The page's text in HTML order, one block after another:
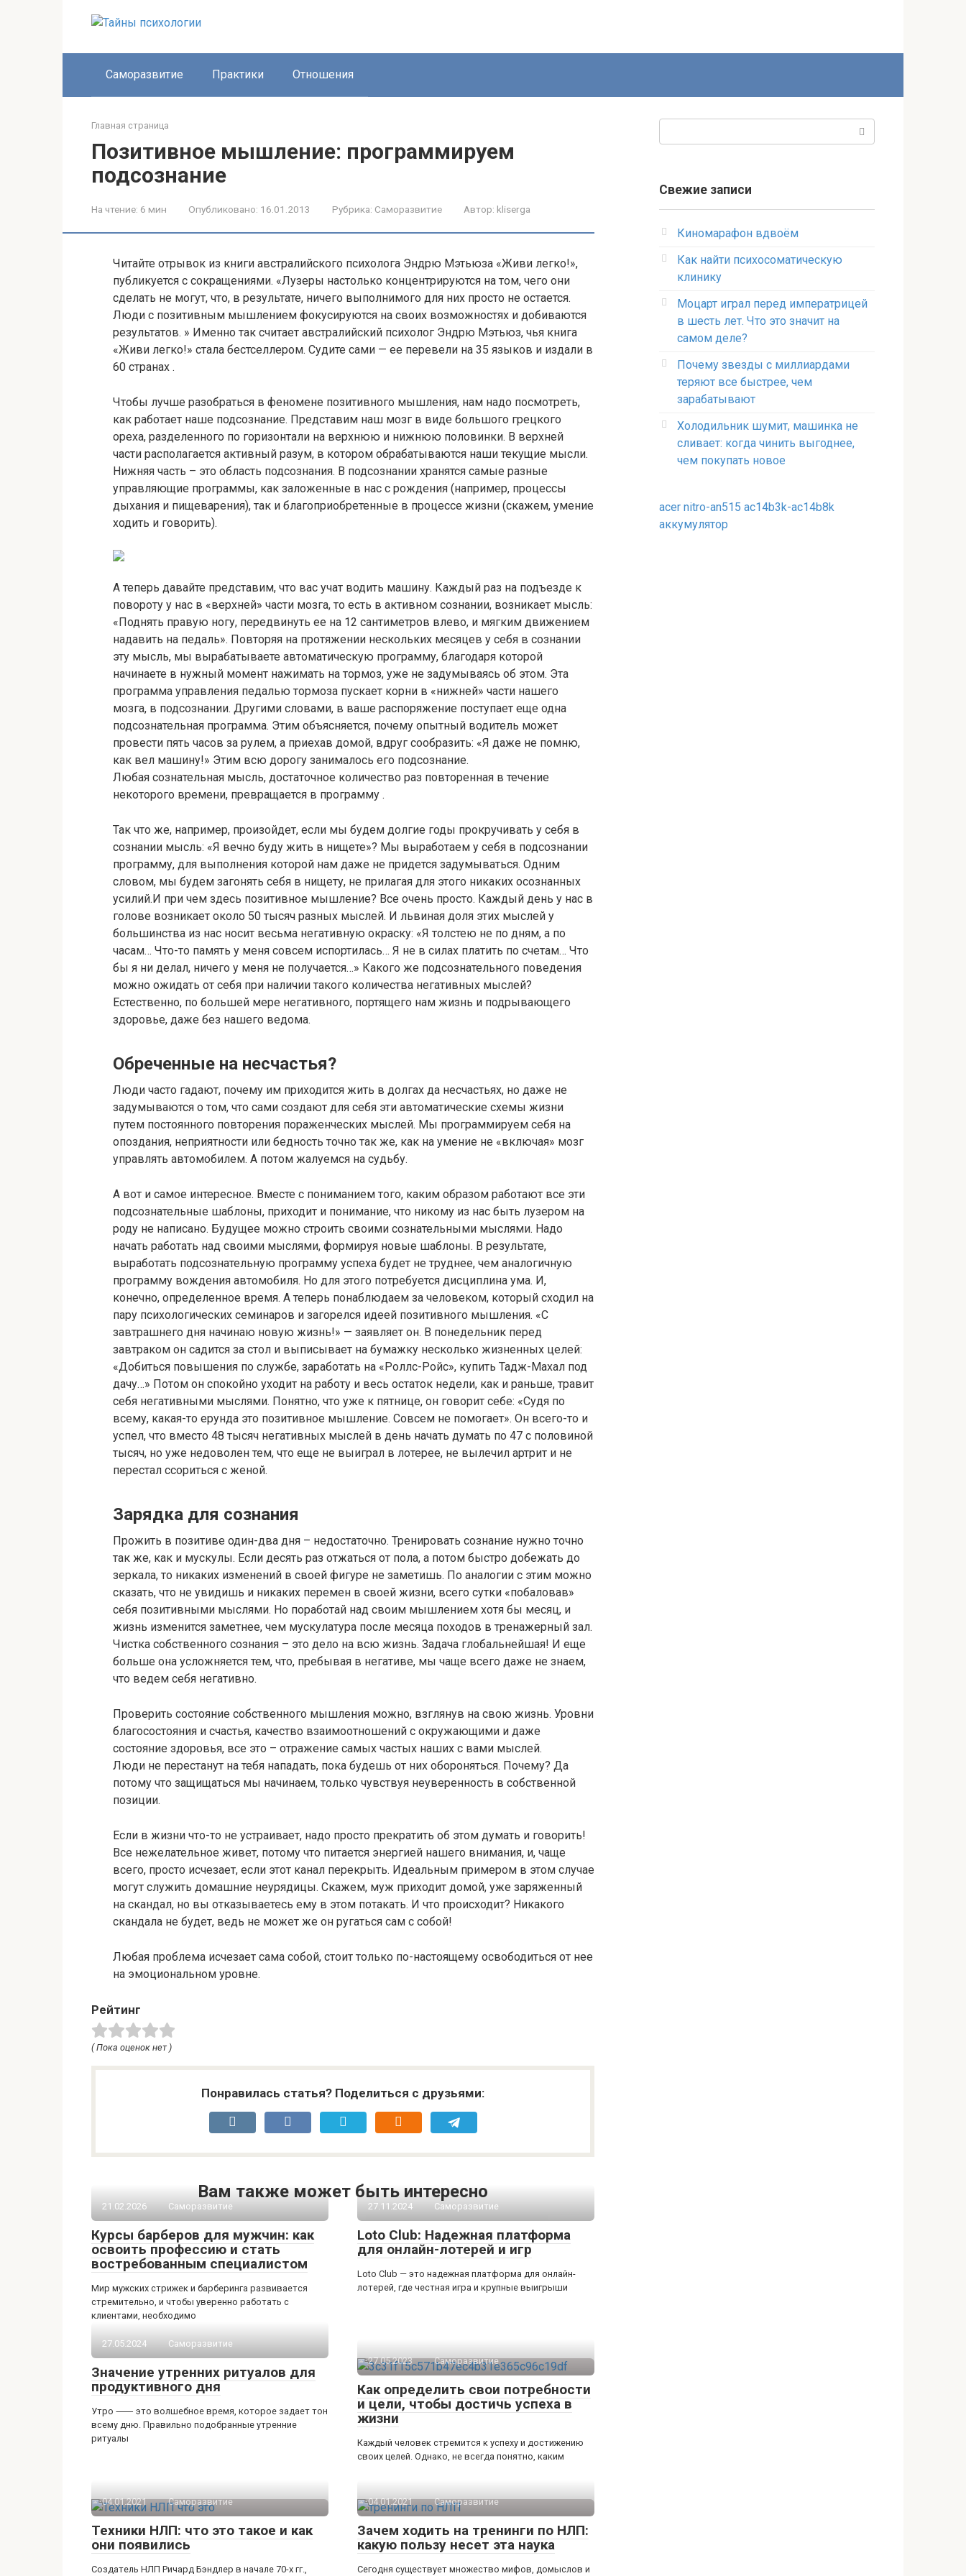
Саморазвитие Практики Отношения
Главная страница
Позитивное мышление: программируем
подсознание
На чтение: 6 мин Опубликовано: 16.01.2013 Рубрика: Саморазвитие Автор: kliserga
Читайте отрывок из книги австралийского психолога Эндрю Мэтьюза «Живи легко!»,
публикуется с сокращениями. «Лузеры настолько концентрируются на том, чего они
сделать не могут, что, в результате, ничего выполнимого для них просто не остается.
Люди с позитивным мышлением фокусируются на своих возможностях и добиваются
результатов. » Именно так считает австралийский психолог Эндрю Мэтьюз, чья книга
«Живи легко!» стала бестселлером. Судите сами — ее перевели на 35 языков и издали в
60 странах .
Чтобы лучше разобраться в феномене позитивного мышления, нам надо посмотреть,
как работает наше подсознание. Представим наш мозг в виде большого грецкого
ореха, разделенного по горизонтали на верхнюю и нижнюю половинки. В верхней
части располагается активный разум, в котором обрабатываются наши текущие мысли.
Нижняя часть – это область подсознания. В подсознании хранятся самые разные
управляющие программы, как заложенные в нас с рождения (например, процессы
дыхания и пищеварения), так и благоприобретенные в процессе жизни (скажем, умение
ходить и говорить).
А теперь давайте представим, что вас учат водить машину. Каждый раз на подъезде к
повороту у нас в «верхней» части мозга, то есть в активном сознании, возникает мысль:
«Поднять правую ногу, передвинуть ее на 12 сантиметров влево, и мягким движением
надавить на педаль». Повторяя на протяжении нескольких месяцев у себя в сознании
эту мысль, мы вырабатываете автоматическую программу, благодаря которой
начинаете в нужный момент нажимать на тормоз, уже не задумываясь об этом. Эта
программа управления педалью тормоза пускает корни в «нижней» части нашего
мозга, в подсознании. Другими словами, в ваше распоряжение поступает еще одна
подсознательная программа. Этим объясняется, почему опытный водитель может
провести пять часов за рулем, а приехав домой, вдруг сообразить: «Я даже не помню,
как вел машину!» Этим всю дорогу занималось его подсознание.
Любая сознательная мысль, достаточное количество раз повторенная в течение
некоторого времени, превращается в программу .
Так что же, например, произойдет, если мы будем долгие годы прокручивать у себя в
сознании мысль: «Я вечно буду жить в нищете»? Мы выработаем у себя в подсознании
программу, для выполнения которой нам даже не придется задумываться. Одним
словом, мы будем загонять себя в нищету, не прилагая для этого никаких осознанных
усилий.И при чем здесь позитивное мышление? Все очень просто. Каждый день у нас в
голове возникает около 50 тысяч разных мыслей. И львиная доля этих мыслей у
большинства из нас носит весьма негативную окраску: «Я толстею не по дням, а по
часам… Что-то память у меня совсем испортилась… Я не в силах платить по счетам… Что
бы я ни делал, ничего у меня не получается…» Какого же подсознательного поведения
можно ожидать от себя при наличии такого количества негативных мыслей?
Естественно, по большей мере негативного, портящего нам жизнь и подрывающего
здоровье, даже без нашего ведома.
Обреченные на несчастья?
Люди часто гадают, почему им приходится жить в долгах да несчастьях, но даже не
задумываются о том, что сами создают для себя эти автоматические схемы жизни
путем постоянного повторения пораженческих мыслей. Мы программируем себя на
опоздания, неприятности или бедность точно так же, как на умение не «включая» мозг
управлять автомобилем. А потом жалуемся на судьбу.
А вот и самое интересное. Вместе с пониманием того, каким образом работают все эти
подсознательные шаблоны, приходит и понимание, что никому из нас быть лузером на
роду не написано. Будущее можно строить своими сознательными мыслями. Надо
начать работать над своими мыслями, формируя новые шаблоны. В результате,
выработать подсознательную программу успеха будет не труднее, чем аналогичную
программу вождения автомобиля. Но для этого потребуется дисциплина ума. И,
конечно, определенное время. А теперь понаблюдаем за человеком, который сходил на
пару психологических семинаров и загорелся идеей позитивного мышления. «С
завтрашнего дня начинаю новую жизнь!» — заявляет он. В понедельник перед
завтраком он садится за стол и выписывает на бумажку несколько жизненных целей:
«Добиться повышения по службе, заработать на «Роллс-Ройс», купить Тадж-Махал под
дачу…» Потом он спокойно уходит на работу и весь остаток недели, как и раньше, травит
себя негативными мыслями. Понятно, что уже к пятнице, он говорит себе: «Судя по
всему, какая-то ерунда это позитивное мышление. Совсем не помогает». Он всего-то и
успел, что вместо 48 тысяч негативных мыслей в день начать думать по 47 с половиной
тысяч, но уже недоволен тем, что еще не выиграл в лотерее, не вылечил артрит и не
перестал ссориться с женой.
Зарядка для сознания
Прожить в позитиве один-два дня – недостаточно. Тренировать сознание нужно точно
так же, как и мускулы. Если десять раз отжаться от пола, а потом быстро добежать до
зеркала, то никаких изменений в своей фигуре не заметишь. По аналогии с этим можно
сказать, что не увидишь и никаких перемен в своей жизни, всего сутки «побаловав»
себя позитивными мыслями. Но поработай над своим мышлением хотя бы месяц, и
жизнь изменится заметнее, чем мускулатура после месяца походов в тренажерный зал.
Чистка собственного сознания – это дело на всю жизнь. Задача глобальнейшая! И еще
больше она усложняется тем, что, пребывая в негативе, мы чаще всего даже не знаем,
что ведем себя негативно.
Проверить состояние собственного мышления можно, взглянув на свою жизнь. Уровни
благосостояния и счастья, качество взаимоотношений с окружающими и даже
состояние здоровья, все это – отражение самых частых наших с вами мыслей.
Люди не перестанут на тебя нападать, пока будешь от них обороняться. Почему? Да
потому что защищаться мы начинаем, только чувствуя неуверенность в собственной
позиции.
Если в жизни что-то не устраивает, надо просто прекратить об этом думать и говорить!
Все нежелательное живет, потому что питается энергией нашего внимания, и, чаще
всего, просто исчезает, если этот канал перекрыть. Идеальным примером в этом случае
могут служить домашние неурядицы. Скажем, муж приходит домой, уже заряженный
на скандал, но вы отказываетесь ему в этом потакать. И что происходит? Никакого
скандала не будет, ведь не может же он ругаться сам с собой!
Любая проблема исчезает сама собой, стоит только по-настоящему освободиться от нее
на эмоциональном уровне.
Рейтинг
( Пока оценок нет )
Понравилась статья? Поделиться с друзьями:
Вам также может быть интересно
21.02.2026 Саморазвитие
Курсы барберов для мужчин: как
освоить профессию и стать
востребованным специалистом
Мир мужских стрижек и барберинга развивается
стремительно, и чтобы уверенно работать с
клиентами, необходимо
27.11.2024 Саморазвитие
Loto Club: Надежная платформа
для онлайн-лотерей и игр
Loto Club — это надежная платформа для онлайн-
лотерей, где честная игра и крупные выигрыши
27.05.2024 Саморазвитие
Значение утренних ритуалов для
продуктивного дня
Утро ⸺ это волшебное время, которое задает тон
всему дню.​ Правильно подобранные утренние
ритуалы
27.05.2023 Саморазвитие
Как определить свои потребности
и цели, чтобы достичь успеха в
жизни
Каждый человек стремится к успеху и достижению
своих целей. Однако, не всегда понятно, каким
04.01.2021 Саморазвитие
Техники НЛП: что это такое и как
они появились
Создатель НЛП Ричард Бэндлер в начале 70-х гг.,
04.01.2021 Саморазвитие
Зачем ходить на тренинги по НЛП:
какую пользу несет эта наука
Сегодня существует множество мифов, домыслов и
Свежие записи
Киномарафон вдвоём
Как найти психосоматическую
клинику
Моцарт играл перед императрицей
в шесть лет. Что это значит на
самом деле?
Почему звезды с миллиардами
теряют все быстрее, чем
зарабатывают
Холодильник шумит, машинка не
сливает: когда чинить выгоднее,
чем покупать новое
acer nitro-an515 ac14b3k-ac14b8k
аккумулятор